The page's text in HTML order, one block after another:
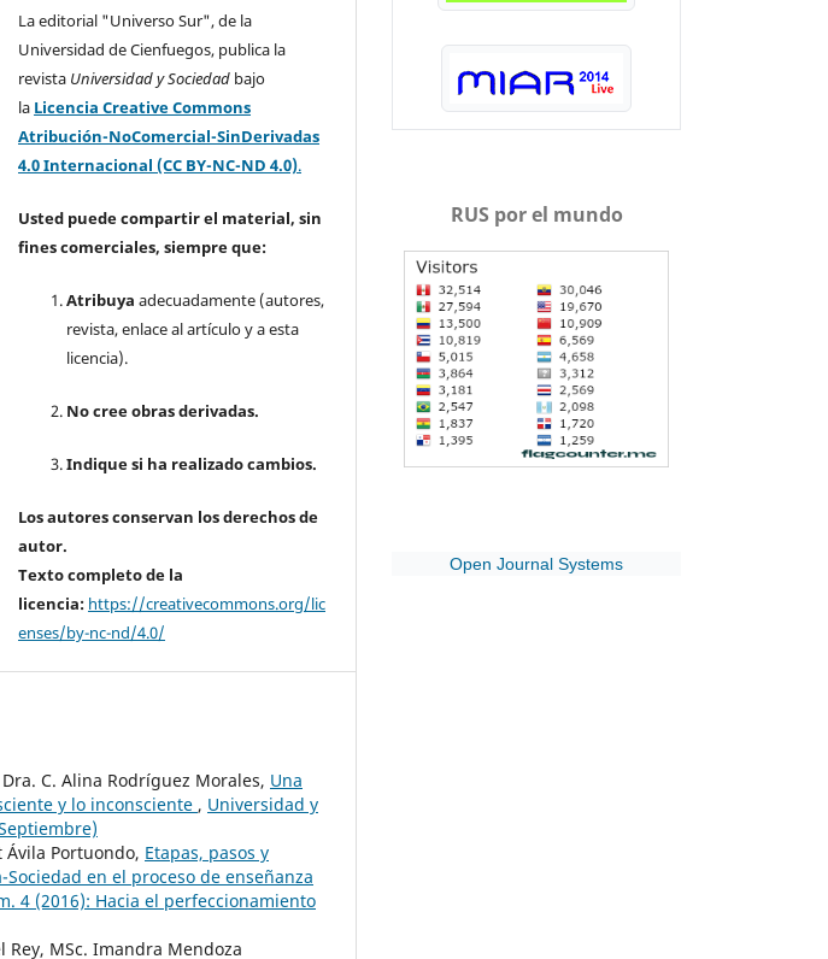
La editorial "Universo Sur", de la
Universidad de Cienfuegos, publica la
revista Universidad y Sociedad bajo
la Licencia Creative Commons
Atribución-NoComercial-SinDerivadas
4.0 Internacional (CC BY-NC-ND 4.0).
Usted puede compartir el material, sin
fines comerciales, siempre que:
Atribuya adecuadamente (autores,
revista, enlace al artículo y a esta
licencia).
No cree obras derivadas.
Indique si ha realizado cambios.
Los autores conservan los derechos de
autor.
Texto completo de la
licencia: https://creativecommons.org/lic
enses/by-nc-nd/4.0/
C. Alina Rodríguez Morales, Una
y lo inconsciente , Universidad y
Ávila Portuondo, Etapas, pasos y
en el proceso de enseñanza
4 (2016): Hacia el perfeccionamiento
Rey, MSc. Imandra Mendoza
RUS por el mundo
Open Journal Systems